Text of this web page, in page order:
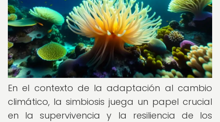
En el contexto de la adaptación al cambio
climático, la simbiosis juega un papel crucial
en la supervivencia y la resiliencia de los